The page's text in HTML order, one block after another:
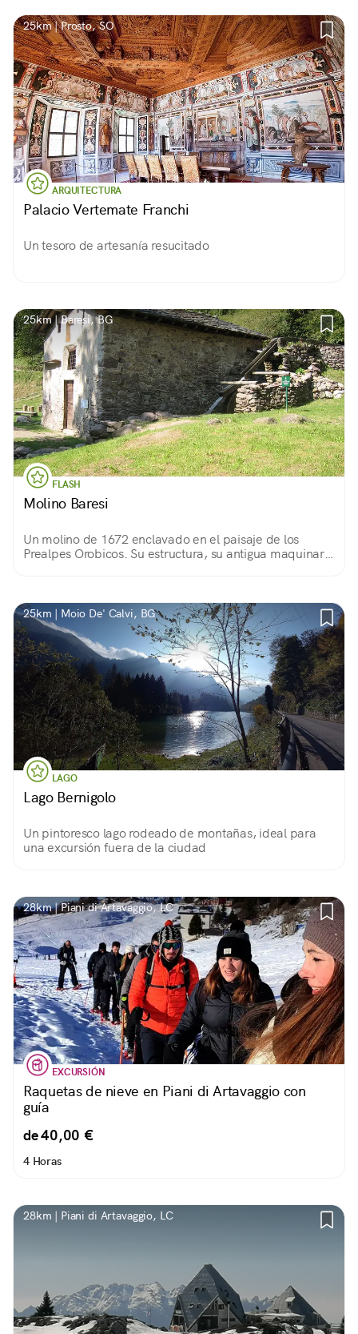
25km | Prosto, SO
ARQUITECTURA
Palacio Vertemate Franchi
Un tesoro de artesanía resucitado
25km | Baresi, BG
FLASH
Molino Baresi
Un molino de 1672 enclavado en el paisaje de los
Prealpes Orobicos. Su estructura, su antigua maquinaria
25km | Moio De' Calvi, BG
LAGO
Lago Bernigolo
Un pintoresco lago rodeado de montañas, ideal para
una excursión fuera de la ciudad
28km | Piani di Artavaggio, LC
EXCURSIÓN
Raquetas de nieve en Piani di Artavaggio con
guía
de 40,00 €
4 Horas
28km | Piani di Artavaggio, LC